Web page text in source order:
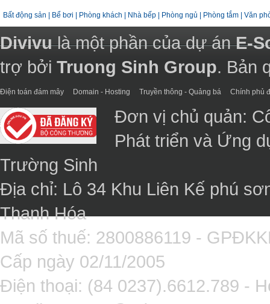
Bất động sản Bể bơi Phòng khách Nhà bếp Phòng ngủ Phòng tắm Văn
Divivulà một phần của dự ánE-
trợ bởi Truong Sinh Group. Bản
Điện toán đám mây Domain - Hosting Truyền thông - Quảng bá Chính phủ
Đơn vị chủ quản:
Phát triển và Ứng
Trường Sinh
Địa chỉ: Lô 34 Khu Liên Kế phú
Thanh Hóa
Mã số thuế: 2800886119 -
Cấp ngày 02/11/2005
Điện thoại: (84 0237).6612.789 -